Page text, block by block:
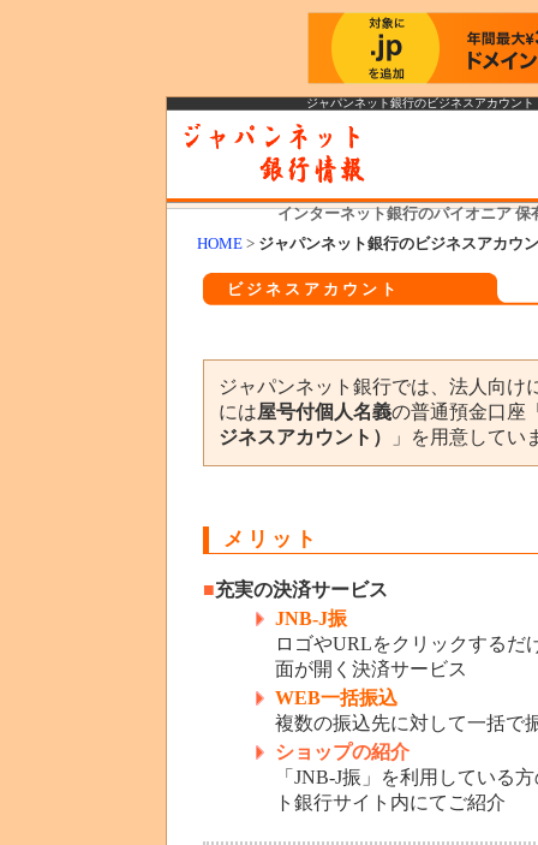
ジャパンネット銀行のビジネスアカウン
インターネット銀行のパイオニア 保
HOME > ジャパンネット銀行のビジネスアカウ
ビジネスアカウント
ジャパンネット銀行では、法人向け
には屋号付個人名義の普通預金口座
ジネスアカウント）
」を用意してい
メリット
■充実の決済サービス
JNB-J振
ロゴやURLをクリックするだ
面が開く決済サービス
WEB一括振込
複数の振込先に対して一括で
ショップの紹介
「JNB-J振」を利用している
ト銀行サイト内にてご紹介